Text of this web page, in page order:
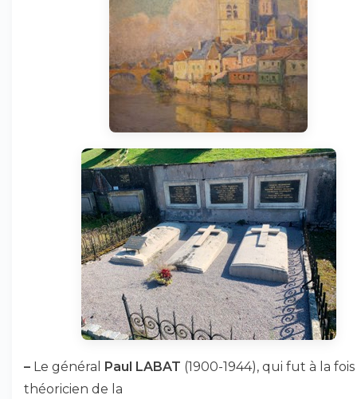
– Le général Paul LABAT (1900-1944), qui fut à la
théoricien de la